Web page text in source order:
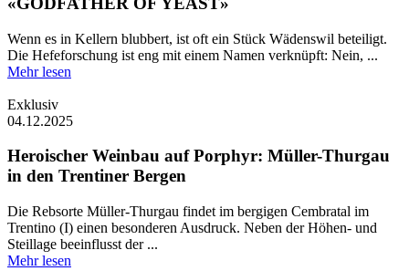
Wenn es in Kellern blubbert, ist oft ein Stück Wädenswil beteiligt.
Die Hefeforschung ist eng mit einem Namen verknüpft: Nein, ...
Mehr lesen
Exklusiv
04.12.2025
Heroischer Weinbau auf Porphyr: Müller-Thurgau
in den Trentiner Bergen
Die Rebsorte Müller-Thurgau findet im bergigen Cembratal im
Trentino (I) einen besonderen Ausdruck. Neben der Höhen- und
Steillage beeinflusst der ...
Mehr lesen